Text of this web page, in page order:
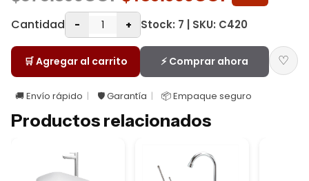
Cantidad
- + Stock: 7 | SKU: C420
🛒 Agregar al carrito ⚡ Comprar ahora ♡
🚚 Envío rápido 🛡️ Garantía 📦 Empaque seguro
Productos relacionados